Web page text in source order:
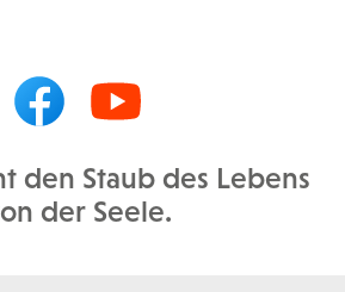
den Staub des Lebens
der Seele.